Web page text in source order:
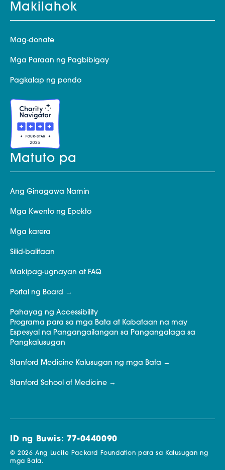
Makilahok
Mag-donate
Mga Paraan ng Pagbibigay
Pagkalap ng pondo
Matuto pa
Ang Ginagawa Namin
Mga Kwento ng Epekto
Mga karera
Silid-balitaan
Makipag-ugnayan at FAQ
Portal ng Board
Pahayag ng Accessibility
Programa para sa mga Bata at Kabataan na may
Espesyal na Pangangailangan sa Pangangalaga sa
Pangkalusugan
Stanford Medicine Kalusugan ng mga Bata
Stanford School of Medicine
ID ng Buwis: 77-0440090
© 2026 Ang Lucile Packard Foundation para sa Kalusugan ng
mga Bata.